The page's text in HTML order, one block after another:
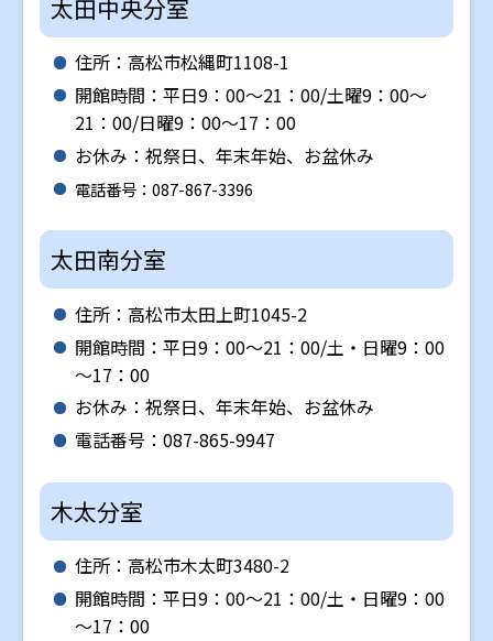
太田中央分室
住所：高松市松縄町1108-1
開館時間：平日9：00～21：00/土曜9：00～
21：00/日曜9：00～17：00
お休み：祝祭日、年末年始、お盆休み
電話番号：087-867-3396
太田南分室
住所：高松市太田上町1045-2
開館時間：平日9：00～21：00/土・日曜9：00
～17：00
お休み：祝祭日、年末年始、お盆休み
電話番号：087-865-9947
木太分室
住所：高松市木太町3480-2
開館時間：平日9：00～21：00/土・日曜9：00
～17：00